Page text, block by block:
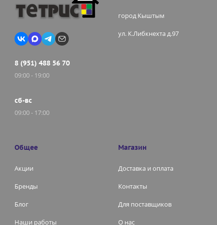
8 (951) 488 56 70
09:00 - 19:00
сб-вс
09:00 - 17:00
город Кыштым
ул. К.Либкнехта д.97
Общее
Акции
Бренды
Блог
Наши работы
Магазин
Доставка и оплата
Контакты
Для поставщиков
О нас